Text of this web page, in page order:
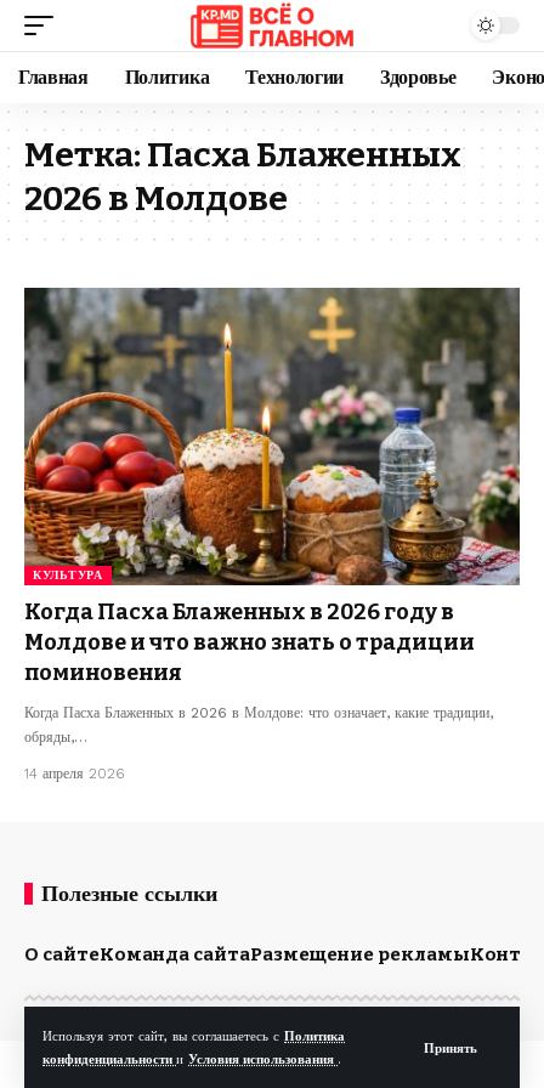
Используя этот сайт, вы соглашаетесь с Политика
конфиденциальности и Условия использования .
Принять
Главная Политика Технологии Здоровье
Метка: Пасха Блаженных
2026 в Молдове
КУЛЬТУРА
Когда Пасха Блаженных в 2026 году в
Молдове и что важно знать о традиции
поминовения
Когда Пасха Блаженных в 2026 в Молдове: что означает, какие традиции,
обряды,…
14 апреля 2026
Полезные ссылки
О сайтеКоманда сайтаРазмещение рекламы
© Kp.md. Все права защищены.